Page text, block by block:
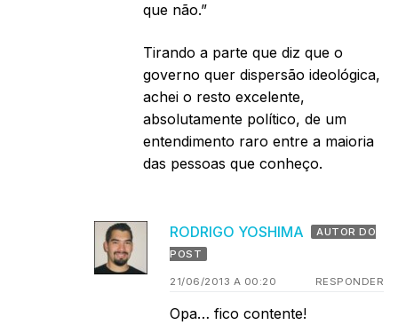
que não.”
Tirando a parte que diz que o
governo quer dispersão ideológica,
achei o resto excelente,
absolutamente político, de um
entendimento raro entre a maioria
das pessoas que conheço.
RODRIGO YOSHIMA
AUTOR DO
POST
21/06/2013 A 00:20 RESPONDER
Opa… fico contente!